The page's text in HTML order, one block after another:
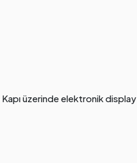
üzerinde elektronik display